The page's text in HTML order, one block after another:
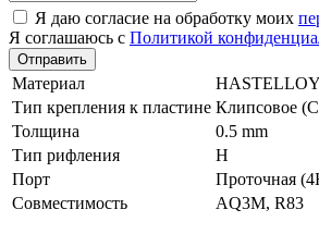
Я даю согласие на обработку моих
Я соглашаюсь с Политикой
Отправить
Материал
Тип крепления к пластине Клипсовое
Толщина
0.5 mm
Тип рифления
H
Порт
Проточная
Совместимость
AQ3M, R83